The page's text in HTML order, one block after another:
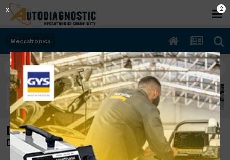
Meccatronica
[Ford Fiesta 07/2006 1399cc F6jb 50Kw
Diesel] Errore P1934 c1994
2
X